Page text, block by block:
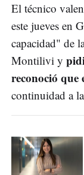
El técnico
este jueves en
capacidad" de
Montilivi y
reconoció
continuidad a